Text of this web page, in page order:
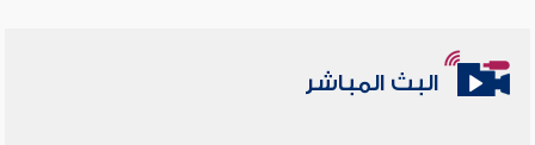
البث المباشر